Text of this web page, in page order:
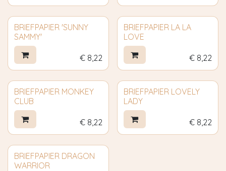
BRIEFPAPIER 'SUNNY
SAMMY'
€ 8,22
BRIEFPAPIER LA LA
LOVE
€ 8,22
BRIEFPAPIER MONKEY
CLUB
€ 8,22
BRIEFPAPIER LOVELY
LADY
€ 8,22
BRIEFPAPIER DRAGON
WARRIOR